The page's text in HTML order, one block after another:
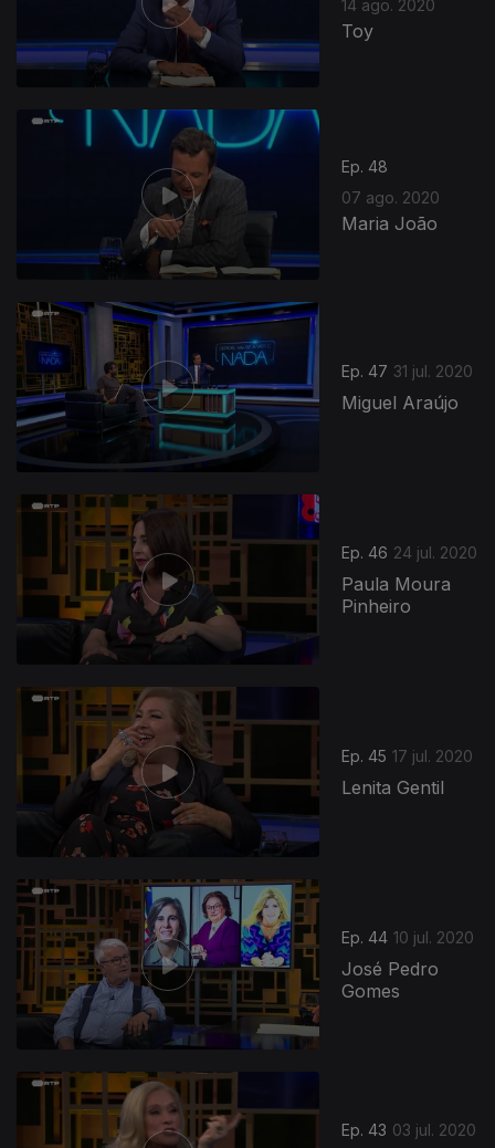
14 ago. 2020
Toy
Ep. 48
07 ago. 2020
Maria João
Ep. 47 31 jul. 2020
Miguel Araújo
Ep. 46 24 jul. 2020
Paula Moura
Pinheiro
Ep. 45 17 jul. 2020
Lenita Gentil
Ep. 44 10 jul. 2020
José Pedro
Gomes
Ep. 43 03 jul. 2020